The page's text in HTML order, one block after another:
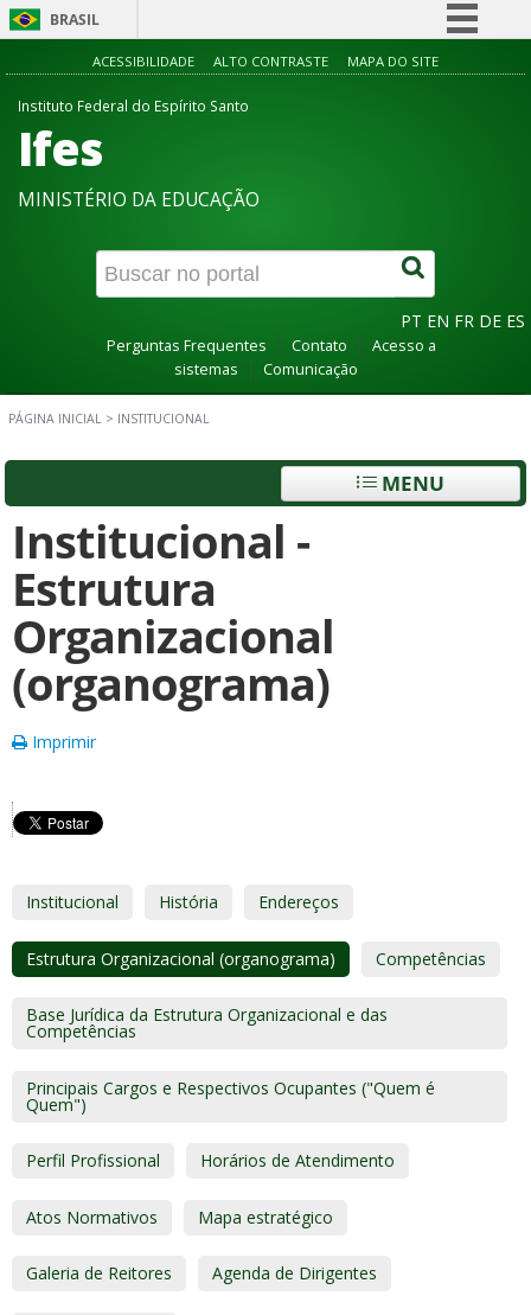
BRASIL
Simplifique!
Canais
ACESSIBILIDADE ALTO CONTRASTE MAPA DO SITE
Instituto Federal do Espírito Santo
Ifes
MINISTÉRIO DA EDUCAÇÃO
PT EN FR DE ES
Perguntas Frequentes Contato
Acesso a
sistemas
Comunicação
PÁGINA INICIAL > INSTITUCIONAL
MENU
Institucional -
Estrutura
Organizacional
(organograma)
Imprimir
Institucional História Endereços
Estrutura Organizacional (organograma) Competências
Base Jurídica da Estrutura Organizacional e das
Competências
Principais Cargos e Respectivos Ocupantes ("Quem é
Quem")
Perfil Profissional Horários de Atendimento
Atos Normativos Mapa estratégico
Galeria de Reitores Agenda de Dirigentes